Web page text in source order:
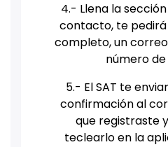
4.- Llena la
contacto, te pedirá
completo, un
número
5.- El SAT te
confirmación al
que registraste
teclearlo en la